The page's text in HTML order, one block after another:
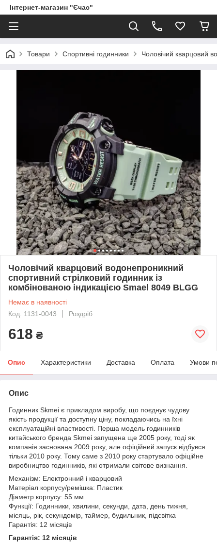
Інтернет-магазин "Єчас"
Товари Спортивні годинники Чоловічий кварцовий
Чоловічий кварцовий водонепроникний
спортивний стрілковий годинник із
комбінованою індикацією Smael 8049 BLGG
Немає в наявності
Код: 1131-0043
Роздріб
618 ₴
Опис Характеристики Доставка Оплата Умови
Опис
Годинник Skmei є прикладом виробу, що поєднує чудову
якість продукції та доступну ціну, покладаючись на їхні
експлуатаційні властивості. Перша модель годинників
китайського бренда Skmei запущена ще 2005 року, тоді як
компанія заснована 2009 року, але офіційний запуск відбувся
тільки 2010 року. Тому саме з 2010 року стартувало офіційне
виробництво годинників, які отримали світове визнання.
Механізм: Електронний і кварцовий
Матеріал корпусу/ремішка: Пластик
Діаметр корпусу: 55 мм
Функції: Годинники, хвилини, секунди, дата, день тижня,
місяць, рік, секундомір, таймер, будильник, підсвітка
Гарантія: 12 місяців
Гарантія: 12 місяців